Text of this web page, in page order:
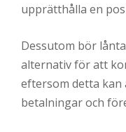
upprätthålla en
Dessutom bör
alternativ för att
eftersom detta kan
betalningar och